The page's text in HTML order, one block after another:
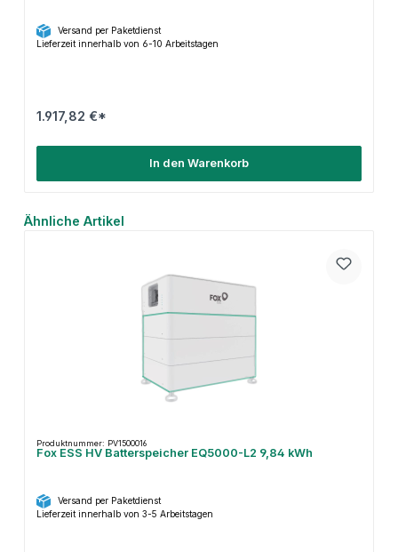
Versand per Paketdienst
Lieferzeit innerhalb von 6-10 Arbeitstagen
1.917,82 €*
In den Warenkorb
Produktgalerie überspringen
Ähnliche Artikel
Produktnummer: PV1500016
Fox ESS HV Batterspeicher EQ5000-L2 9,84 kWh
Versand per Paketdienst
Lieferzeit innerhalb von 3-5 Arbeitstagen